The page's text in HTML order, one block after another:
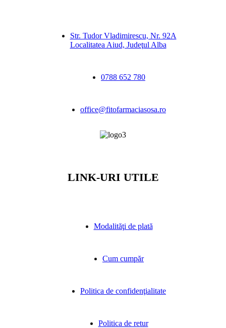
Str. Tudor Vladimirescu, Nr. 92A
Localitatea Aiud, Judeţul Alba
0788 652 780
office@fitofarmaciasosa.ro
LINK-URI UTILE
Modalităţi de plată
Cum cumpăr
Politica de confidenţialitate
Politica de retur